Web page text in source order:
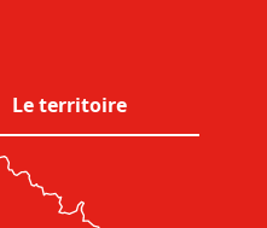
Le territoire